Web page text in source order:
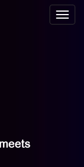
Toggle